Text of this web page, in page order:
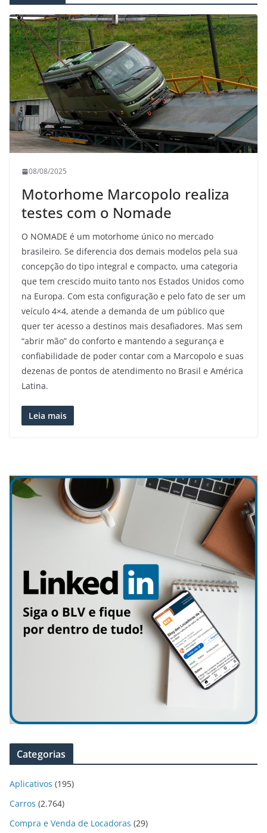
08/08/2025
Motorhome Marcopolo realiza
testes com o Nomade
O NOMADE é um motorhome único no mercado
brasileiro. Se diferencia dos demais modelos pela sua
concepção do tipo integral e compacto, uma categoria
que tem crescido muito tanto nos Estados Unidos como
na Europa. Com esta configuração e pelo fato de ser um
veículo 4×4, atende a demanda de um público que
quer ter acesso a destinos mais desafiadores. Mas sem
“abrir mão” do conforto e mantendo a segurança e
confiabilidade de poder contar com a Marcopolo e suas
dezenas de pontos de atendimento no Brasil e América
Latina.
Leia mais
Categorias
Aplicativos (195)
Carros (2.764)
Compra e Venda de Locadoras (29)